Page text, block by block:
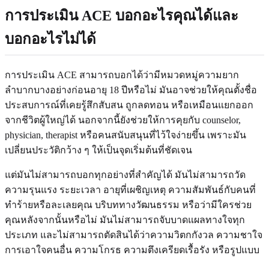
การประเมิน ACE บอกอะไรคุณได้และ
บอกอะไรไม่ได้
การประเมิน ACE สามารถบอกได้ว่ามีหมวดหมู่ความยาก
ลำบากบางอย่างก่อนอายุ 18 ปีหรือไม่ มันอาจช่วยให้คุณตั้งชื่อ
ประสบการณ์ที่เคยรู้สึกสับสน ถูกลดทอน หรือเหมือนแยกออก
จากชีวิตผู้ใหญ่ได้ นอกจากนี้ยังช่วยให้การคุยกับ counselor,
physician, therapist หรือคนสนับสนุนที่ไว้ใจง่ายขึ้น เพราะมัน
เปลี่ยนประวัติกว้าง ๆ ให้เป็นจุดเริ่มต้นที่ชัดเจน
แต่มันไม่สามารถบอกทุกอย่างที่สำคัญได้ มันไม่สามารถวัด
ความรุนแรง ระยะเวลา อายุที่เผชิญเหตุ ความสัมพันธ์กับคนที่
ทำร้ายหรือละเลยคุณ บริบททางวัฒนธรรม หรือว่ามีใครช่วย
คุณหลังจากนั้นหรือไม่ มันไม่สามารถจับบาดแผลทางใจทุก
ประเภท และไม่สามารถตัดสินได้ว่าความวิตกกังวล ความชาใจ
การเอาใจคนอื่น ความโกรธ ความตึงเครียดเรื้อรัง หรือรูปแบบ